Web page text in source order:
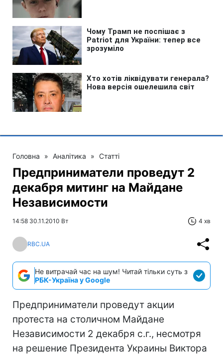
Головна » Аналітика » Статті
Предприниматели проведут 2
декабря митинг на Майдане
Независимости
14:58 30.11.2010 Вт 4 хв
RBC.UA
Не витрачай час на шум! Читай тільки суть з
РБК-Україна у Google
Предприниматели проведут акции
протеста на столичном Майдане
Независимости 2 декабря с.г., несмотря
на решение Президента Украины Виктора